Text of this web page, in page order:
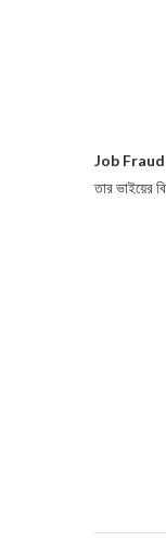
Job Fraud
তার ভাইয়ের